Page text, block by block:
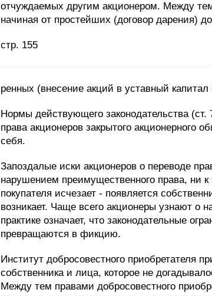
отчуждаемых другим акционером. Между
начиная от простейших (договор дарения)
стр. 155
ренных (внесение акций в уставный
Нормы действующего законодательства
права акционеров закрытого акционерного
себя.
Запоздалые иски акционеров о переводе
нарушением преимущественного права, ни
покупателя исчезает - появляется
возникает. Чаще всего акционеры узнают о
практике означает, что законодательные
превращаются в фикцию.
Институт добросовестного приобретателя
собственника и лица, которое не
Между тем правами добросовестного